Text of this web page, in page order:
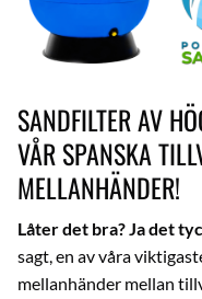
SANDFILTER AV
VÅR SPANSKA
MELLANHÄNDER!
Låter det bra? Ja det
sagt, en av våra
mellanhänder mellan